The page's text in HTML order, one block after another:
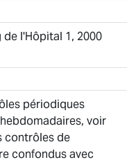
de l'Hôpital 1, 2000
périodiques
voir
contrôles de
confondus avec